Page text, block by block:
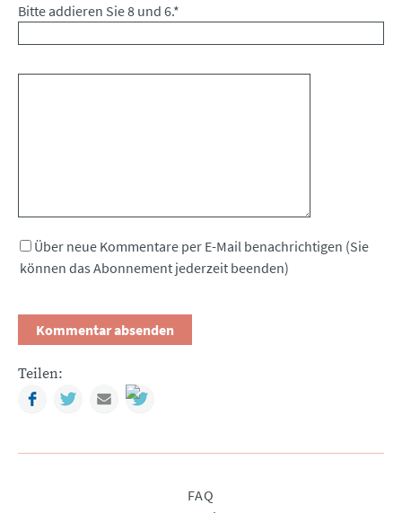
Bitte addieren Sie 8 und 6.*
Über neue Kommentare per E-Mail benachrichtigen (Sie
können das Abonnement jederzeit beenden)
Teilen:
FacebookTwitterMail
FAQ